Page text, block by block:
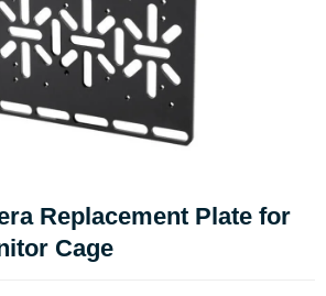
Replacement Plate for
Cage